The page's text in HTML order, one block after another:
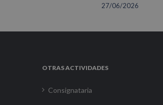
27/06/2026
OTRAS ACTIVIDADES
Consignataria